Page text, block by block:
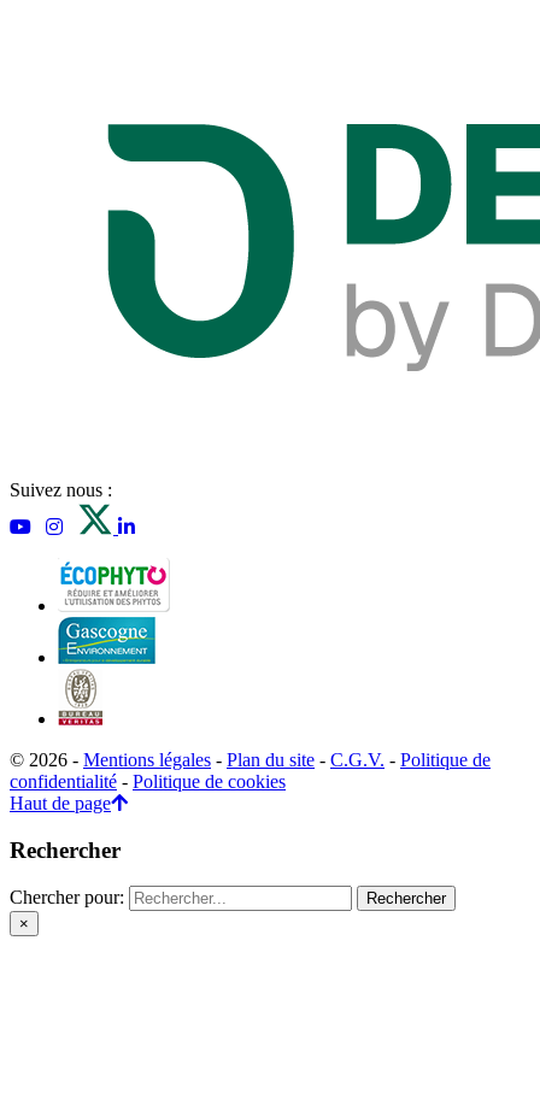
Suivez nous :
© 2026 - Mentions légales - Plan du site - C.G.V. - Politique de
confidentialité - Politique de cookies
Haut de page
Rechercher
Chercher pour:
×